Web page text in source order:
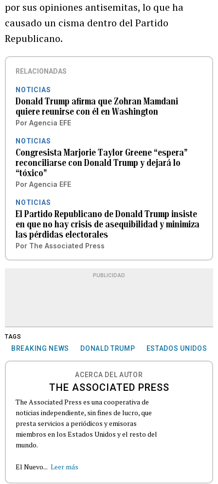
por sus opiniones antisemitas, lo que ha
causado un cisma dentro del Partido
Republicano.
RELACIONADAS
NOTICIAS
Donald Trump afirma que Zohran Mamdani
quiere reunirse con él en Washington
Por Agencia EFE
NOTICIAS
Congresista Marjorie Taylor Greene “espera”
reconciliarse con Donald Trump y dejará lo
“tóxico”
Por Agencia EFE
NOTICIAS
El Partido Republicano de Donald Trump insiste
en que no hay crisis de asequibilidad y minimiza
las pérdidas electorales
Por The Associated Press
PUBLICIDAD
TAGS
BREAKING NEWS DONALD TRUMP ESTADOS UNIDOS
ACERCA DEL AUTOR
THE ASSOCIATED PRESS
The Associated Press es una cooperativa de
noticias independiente, sin fines de lucro, que
presta servicios a periódicos y emisoras
miembros en los Estados Unidos y el resto del
mundo.
El Nuevo... Leer más